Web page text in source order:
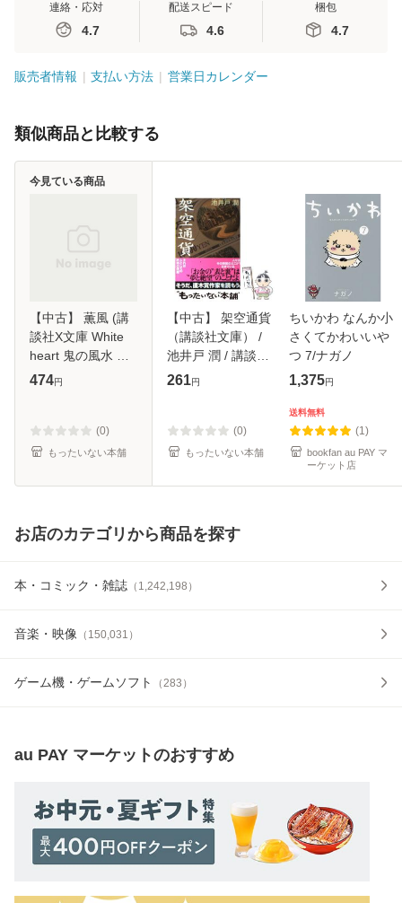
連絡・応対
4.7
配送スピード
4.6
梱包
4.7
販売者情報 支払い方法 営業日カレンダー
類似商品と比較する
【中古】 薫風 (講
談社X文庫 White
heart 鬼の風水 外
伝) / 岡野麻里安 /
474円
(0)
もったいない本舗
今見ている商品
【中古】 架空通貨
（講談社文庫） /
池井戸 潤 / 講談社
[文庫]【メール便送
261円
(0)
もったいない本舗
ちいかわ なんか小
さくてかわいいや
つ 7/ナガノ
1,375円
送料無料
(1)
bookfan au PAY マ
ーケット店
お店のカテゴリから商品を探す
本・コミック・雑誌 （ 1,242,198 ）
音楽・映像 （ 150,031 ）
ゲーム機・ゲームソフト （283 ）
au PAY マーケットのおすすめ